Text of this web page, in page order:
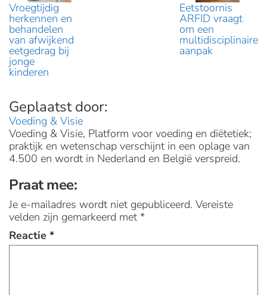
Vroegtijdig
herkennen en
behandelen
van afwijkend
eetgedrag bij
jonge
kinderen
Eetstoornis
ARFID vraagt
om een
multidisciplinaire
aanpak
Voeding & Visie
Voeding & Visie, Platform voor voeding en diëtetiek;
praktijk en wetenschap verschijnt in een oplage van
4.500 en wordt in Nederland en België verspreid.
Praat mee:
Je e-mailadres wordt niet gepubliceerd. Vereiste
velden zijn gemarkeerd met *
Reactie *